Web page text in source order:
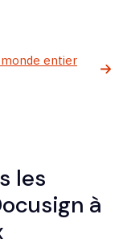
entier
les
à